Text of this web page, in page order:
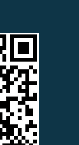
-
s
e
r
c
a
r
d